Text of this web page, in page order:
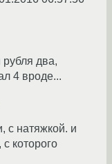
рубля два,
4 вроде...
с натяжкой. и
которого